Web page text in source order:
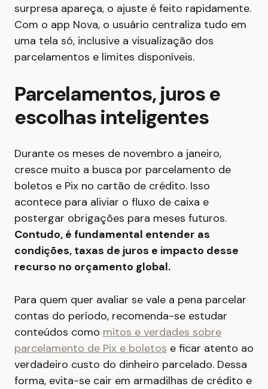
surpresa apareça, o ajuste é feito rapidamente.
Com o app Nova, o usuário centraliza tudo em
uma tela só, inclusive a visualização dos
parcelamentos e limites disponíveis.
Parcelamentos, juros e
escolhas inteligentes
Durante os meses de novembro a janeiro,
cresce muito a busca por parcelamento de
boletos e Pix no cartão de crédito. Isso
acontece para aliviar o fluxo de caixa e
postergar obrigações para meses futuros.
Contudo, é fundamental entender as
condições, taxas de juros e impacto desse
recurso no orçamento global.
Para quem quer avaliar se vale a pena parcelar
contas do período, recomenda-se estudar
conteúdos como mitos e verdades sobre
parcelamento de Pix e boletos e ficar atento ao
verdadeiro custo do dinheiro parcelado. Dessa
forma, evita-se cair em armadilhas de crédito e